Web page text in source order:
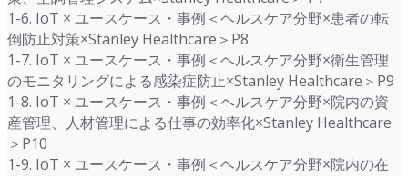
1-6. IoT × ユースケース・事例＜ヘルスケア分野×患者の転
倒防止対策×Stanley Healthcare＞P8
1-7. IoT × ユースケース・事例＜ヘルスケア分野×衛生管理
のモニタリングによる感染症防止×Stanley Healthcare＞P9
1-8. IoT × ユースケース・事例＜ヘルスケア分野×院内の資
産管理、人材管理による仕事の効率化×Stanley Healthcare
＞P10
1-9. IoT × ユースケース・事例＜ヘルスケア分野×院内の在